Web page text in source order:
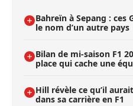
Bahreïn à Sepang :
le nom d’un autre pays
Bilan de mi-saison F1
place qui cache une
Hill révèle ce qu’il
dans sa carrière en F1